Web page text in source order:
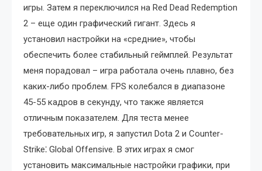
игры. Затем я переключился на Red Dead Redemption
2 – еще один графический гигант. Здесь я
установил настройки на «средние», чтобы
обеспечить более стабильный геймплей. Результат
меня порадовал – игра работала очень плавно, без
каких-либо проблем. FPS колебался в диапазоне
45-55 кадров в секунду, что также является
отличным показателем. Для теста менее
требовательных игр, я запустил Dota 2 и Counter-
Strike⁚ Global Offensive. В этих играх я смог
установить максимальные настройки графики, при